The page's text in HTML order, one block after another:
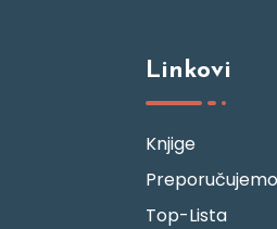
Linkovi
Knjige
Preporučujemo
Top-Lista